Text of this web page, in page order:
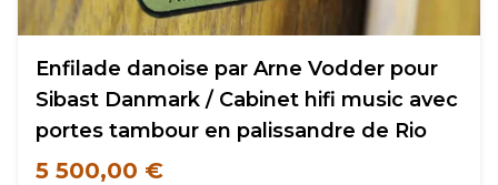
Enfilade danoise par Arne Vodder pour
Sibast Danmark / Cabinet hifi music avec
portes tambour en palissandre de Rio
5 500,00 €